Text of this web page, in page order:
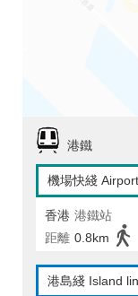
港鐵
機場快綫
香港 港鐵站
距離 0.8km
港島綫 Island